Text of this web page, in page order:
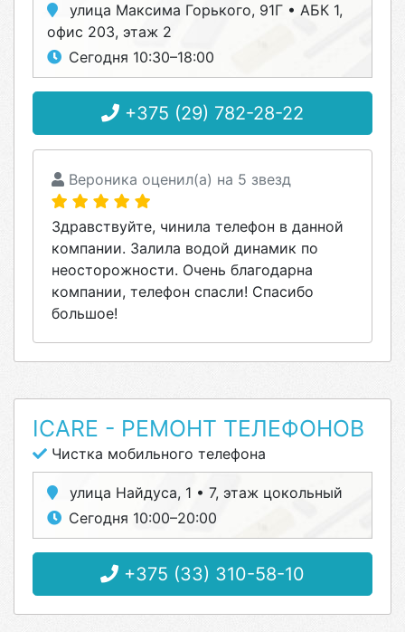
улица Максима Горького, 91Г • АБК 1,
офис 203, этаж 2
Сегодня 10:30–18:00
+375 (29) 782-28-22
Вероника оценил(а) на 5 звезд
Здравствуйте, чинила телефон в данной
компании. Залила водой динамик по
неосторожности. Очень благодарна
компании, телефон спасли! Спасибо
большое!
ICARE - РЕМОНТ ТЕЛЕФОНОВ
Чистка мобильного телефона
улица Найдуса, 1 • 7, этаж цокольный
Сегодня 10:00–20:00
+375 (33) 310-58-10